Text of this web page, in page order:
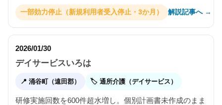
一部効力停止（新規利用者受入停止・3か月） 解説記事へ →
2026/01/30
デイサービスいろは
📍 涌谷町（遠田郡） 🏷 通所介護（デイサービス）
研修実施回数を600件超水増し。個別計画書未作成のまま